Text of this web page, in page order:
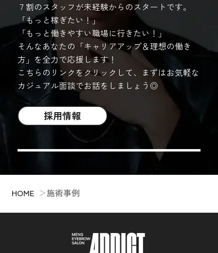
７割のスタッフが未経験からのスタートです。
「もっと稼ぎたい！」
「もっと働きやすい職場に行きたい！」
そんなあなたの「キャリアアップ＆理想の働き
方」を全力で応援します！
こちらのリンクをクリックして、まずはお気軽な
カジュアル面談でお話をしましょう◎
採用情報
HOME 施術事例